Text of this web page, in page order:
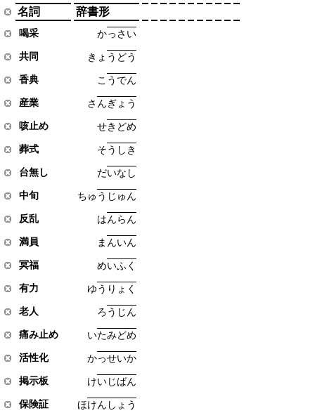
名詞 辞書形
喝采 かっさ い
共同 き ょ う どう
香典 こ う でん
産業 さ んぎ ょ う
咳止め せき どめ
葬式 そう し き
台無し だいな し
中旬 ちゅ う じ ゅ ん
反乱 はんら ん
満員 ま んいん
冥福 めいふ く
有力 ゆう り ょ く
老人 ろ う じ ん
痛み止め いたみどめ
活性化 かっせいか
掲示板 けいじばん
保険証 ほけん し ょ う